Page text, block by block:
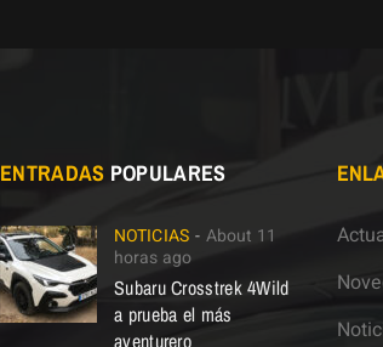
ENTRADAS POPULARES
NOTICIAS
About 11
horas ago
Subaru Crosstrek 4Wild
a prueba el más
aventurero